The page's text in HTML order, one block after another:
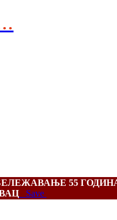
55 ГОДИНА
Save